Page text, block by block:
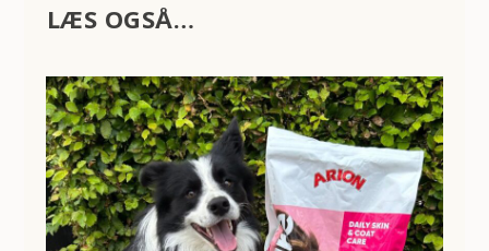
LÆS OGSÅ…